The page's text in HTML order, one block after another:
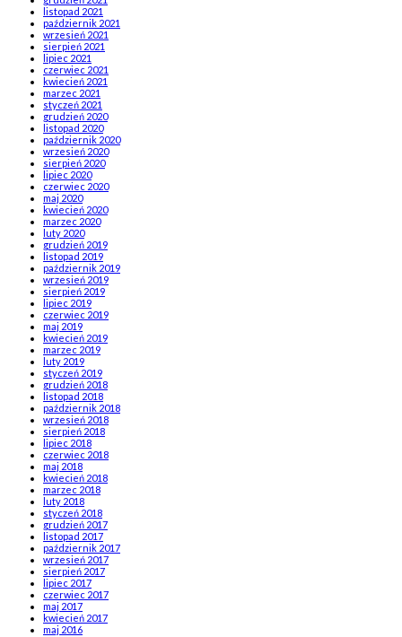
listopad 2021
październik 2021
wrzesień 2021
sierpień 2021
lipiec 2021
czerwiec 2021
kwiecień 2021
marzec 2021
styczeń 2021
grudzień 2020
listopad 2020
październik 2020
wrzesień 2020
sierpień 2020
lipiec 2020
czerwiec 2020
maj 2020
kwiecień 2020
marzec 2020
luty 2020
grudzień 2019
listopad 2019
październik 2019
wrzesień 2019
sierpień 2019
lipiec 2019
czerwiec 2019
maj 2019
kwiecień 2019
marzec 2019
luty 2019
styczeń 2019
grudzień 2018
listopad 2018
październik 2018
wrzesień 2018
sierpień 2018
lipiec 2018
czerwiec 2018
maj 2018
kwiecień 2018
marzec 2018
luty 2018
styczeń 2018
grudzień 2017
listopad 2017
październik 2017
wrzesień 2017
sierpień 2017
lipiec 2017
czerwiec 2017
maj 2017
kwiecień 2017
maj 2016